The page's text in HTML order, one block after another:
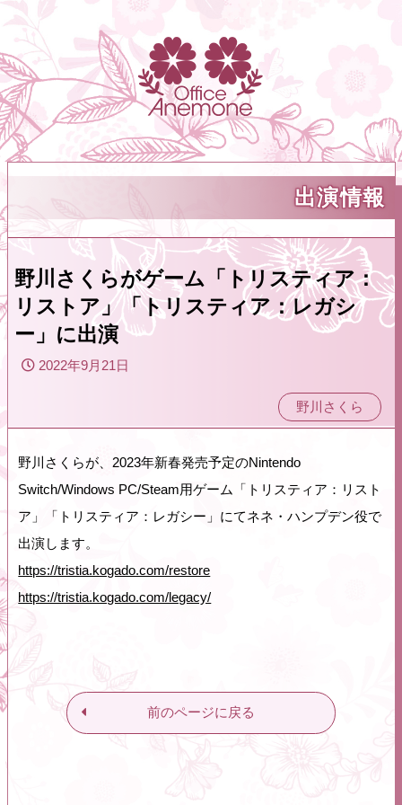
出演情報
野川さくらがゲーム「トリスティア：
リストア」「トリスティア：レガシ
ー」に出演
2022年9月21日
野川さくら
野川さくらが、2023年新春発売予定のNintendo
Switch/Windows PC/Steam用ゲーム「トリスティア：リスト
ア」「トリスティア：レガシー」にてネネ・ハンプデン役で
出演します。
https://tristia.kogado.com/restore
https://tristia.kogado.com/legacy/
前のページに戻る